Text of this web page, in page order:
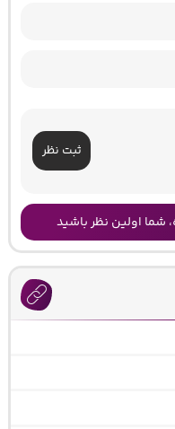
ثبت نظر
شما اولین نظر باشید